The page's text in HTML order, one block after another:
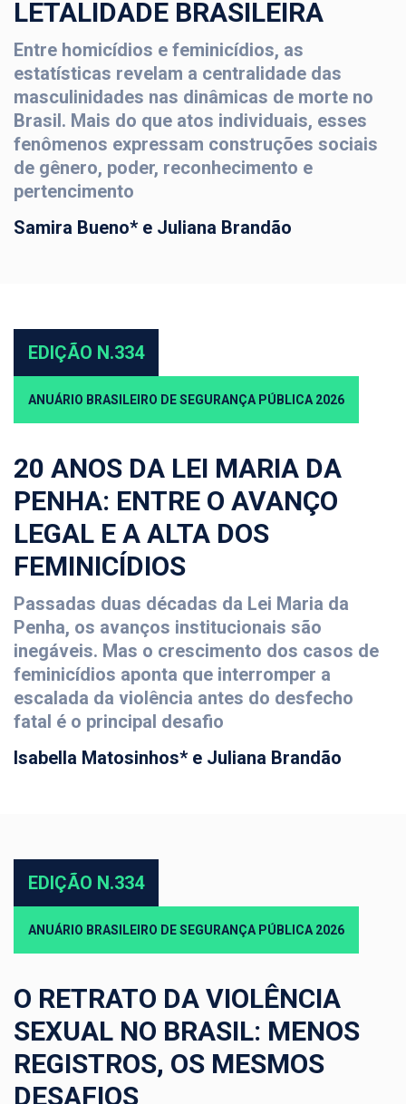
LETALIDADE BRASILEIRA
Entre homicídios e feminicídios, as
estatísticas revelam a centralidade das
masculinidades nas dinâmicas de morte no
Brasil. Mais do que atos individuais, esses
fenômenos expressam construções sociais
de gênero, poder, reconhecimento e
pertencimento
Samira Bueno* e Juliana Brandão
EDIÇÃO N.334
ANUÁRIO BRASILEIRO DE SEGURANÇA PÚBLICA 2026
20 ANOS DA LEI MARIA DA
PENHA: ENTRE O AVANÇO
LEGAL E A ALTA DOS
FEMINICÍDIOS
Passadas duas décadas da Lei Maria da
Penha, os avanços institucionais são
inegáveis. Mas o crescimento dos casos de
feminicídios aponta que interromper a
escalada da violência antes do desfecho
fatal é o principal desafio
Isabella Matosinhos* e Juliana Brandão
EDIÇÃO N.334
ANUÁRIO BRASILEIRO DE SEGURANÇA PÚBLICA 2026
O RETRATO DA VIOLÊNCIA
SEXUAL NO BRASIL: MENOS
REGISTROS, OS MESMOS
DESAFIOS